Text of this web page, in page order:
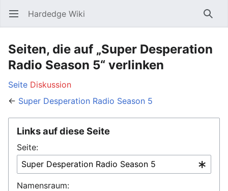
Hauptmenü öffnen Hardedge Wiki
Seiten, die auf „Super Desperation
Radio Season 5“ verlinken
Seite Diskussion
← Super Desperation Radio Season 5
Links auf diese Seite
Seite:
Namensraum: